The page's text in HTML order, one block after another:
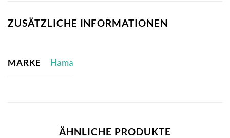
ZUSÄTZLICHE INFORMATIONEN
MARKE Hama
ÄHNLICHE PRODUKTE